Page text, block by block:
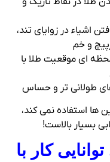
اشیاء در زوایای تند،
و خم
ای موقعیت طلا با
های طولانی‌ تر و حساس
ها استفاده نمی‌ کند،
بسیار بالاست!
کار با